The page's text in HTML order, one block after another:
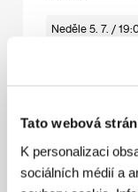
Tato webová
K personalizaci
sociálních médií a
Neděle 5. 7. /
Středa 8. 7. /